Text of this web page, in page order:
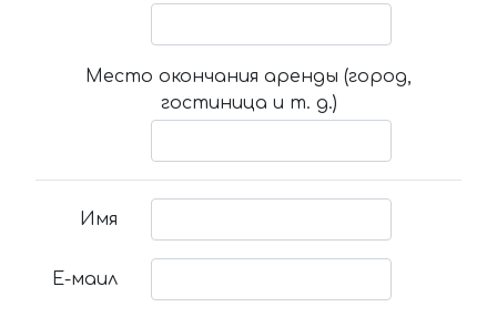
Место окончания аренды (город,
гостиница и т. д.)
Имя
Е-маил